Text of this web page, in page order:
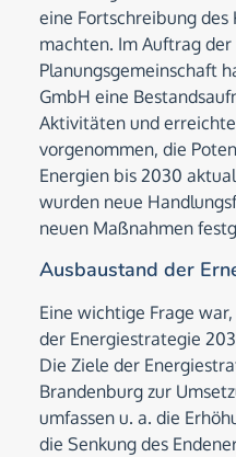
eine Fortschreibung
machten. Im Auftrag der
Planungsgemeinschaft
GmbH eine
Aktivitäten und
vorgenommen, die
Energien bis 2030
wurden neue
neuen Maßnahmen
Ausbaustand der
Eine wichtige Frage
der Energiestrategie
Die Ziele der
Brandenburg zur
umfassen u. a. die
die Senkung des